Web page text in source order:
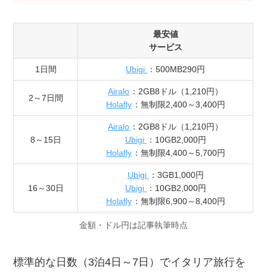
最安値
サービス
1日間 Ubigi ：500MB290円
2～7日間
Airalo ：2GB8ドル（1,210円）
Holafly ：無制限2,400～3,400円
8～15日
Airalo ：2GB8ドル（1,210円）
Ubigi
：10GB2,000円
Holafly ：無制限4,400～5,700円
16～30日
Ubigi
：3GB1,000円
Ubigi
：10GB2,000円
Holafly ：無制限6,900～8,400円
金額・ドル円は記事執筆時点
標準的な日数（3泊4日～7日）でイタリア旅行を